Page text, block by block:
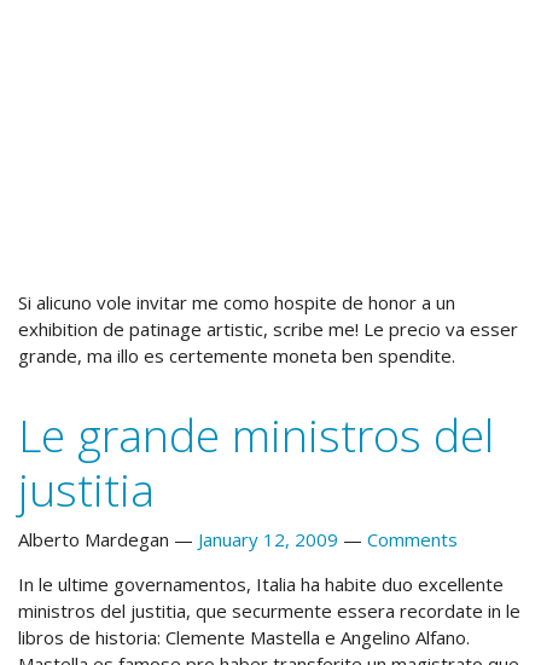
Si alicuno vole invitar me como hospite de honor a un
exhibition de patinage artistic, scribe me! Le precio va esser
grande, ma illo es certemente moneta ben spendite.
Le grande ministros del
justitia
Alberto Mardegan January 12, 2009
Comments
In le ultime governamentos, Italia ha habite duo excellente
ministros del justitia, que securmente essera recordate in le
libros de historia: Clemente Mastella e Angelino Alfano.